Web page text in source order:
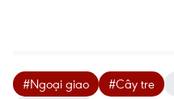
#Ngoại giao #Cây tre